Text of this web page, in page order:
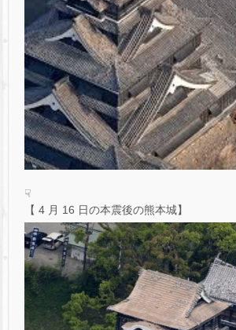
☟
【 4 月 16 日の本震後の熊本城】